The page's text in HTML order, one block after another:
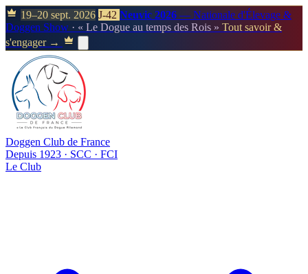
19–20 sept. 2026 J-42 Neuvic 2026 — Nationale d'Élevage &
Doggen Show · « Le Dogue au temps des Rois » Tout savoir &
s'engager →
Doggen Club de France
Depuis 1923 · SCC · FCI
Le Club